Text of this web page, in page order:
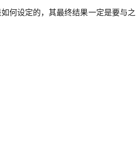
何设定的，其最终结果一定是要与之